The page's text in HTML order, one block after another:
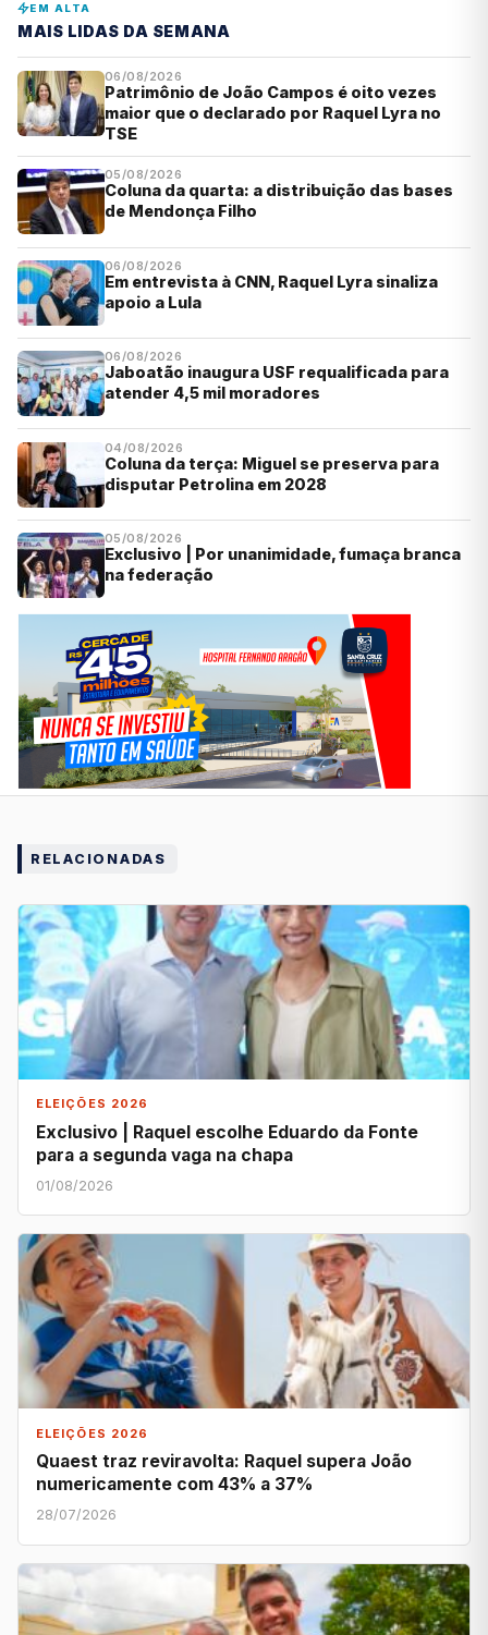
EM ALTA
MAIS LIDAS DA SEMANA
06/08/2026
Patrimônio de João Campos é oito vezes
maior que o declarado por Raquel Lyra no
TSE
05/08/2026
Coluna da quarta: a distribuição das bases
de Mendonça Filho
06/08/2026
Em entrevista à CNN, Raquel Lyra sinaliza
apoio a Lula
06/08/2026
Jaboatão inaugura USF requalificada para
atender 4,5 mil moradores
04/08/2026
Coluna da terça: Miguel se preserva para
disputar Petrolina em 2028
05/08/2026
Exclusivo | Por unanimidade, fumaça branca
na federação
RELACIONADAS
ELEIÇÕES 2026
Exclusivo | Raquel escolhe Eduardo da Fonte
para a segunda vaga na chapa
01/08/2026
ELEIÇÕES 2026
Quaest traz reviravolta: Raquel supera João
numericamente com 43% a 37%
28/07/2026